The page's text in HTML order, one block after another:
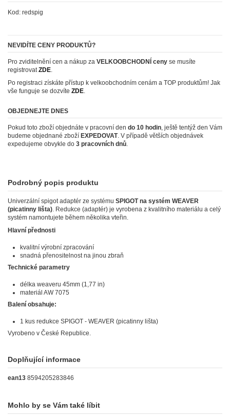
Kod: redspig
NEVIDÍTE CENY PRODUKTŮ?
Pro zviditelnění cen a nákup za VELKOOBCHODNÍ ceny se musíte
registrovat ZDE
Po registraci získáte přístup k velkoobchodním cenám a TOP produktům! Jak
vše funguje se dozvíte ZDE.
OBJEDNEJTE DNES
Pokud toto zboží objednáte v pracovní den do 10 hodin, ještě tentýž den Vám
budeme objednané zboží EXPEDOVAT. V případě větších objednávek
expedujeme obvykle do 3 pracovních dnů.
Podrobný popis produktu
Univerzální spigot adaptér ze systému SPIGOT na systém WEAVER
(picatinny lišta) . Redukce (adaptér) je vyrobena z kvalitního materiálu a celý
systém namontujete během několika vteřin.
Hlavní přednosti
kvalitní výrobní zpracování
snadná přenositelnost na jinou zbraň
Technické parametry
délka weaveru 45mm (1,77 in)
materiál AW 7075
Balení obsahuje:
1 kus redukce SPIGOT - WEAVER (picatinny lišta)
Vyrobeno v České Republice.
Doplňující informace
ean13 8594205283846
Mohlo by se Vám také líbit